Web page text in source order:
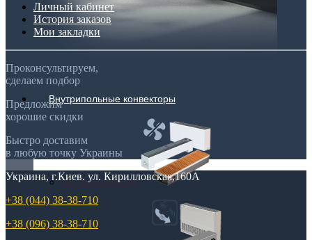
Внутрипольные конвекторы
Без вентилятора
Личный кабинет
История заказов
Мои закладки
Проконсультируем,
сделаем подбор
Предложим
хорошие скидки
Быстро доставим
в любую точку Украины
Украина, г.Киев. ул. Кирилловская,160А
+38 (044) 38-38-710
+38 (096) 38-38-710